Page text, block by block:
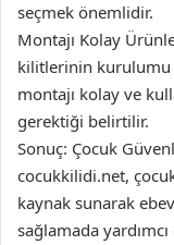
seçmek önemlidir.
Montajı Kolay
kilitlerinin kurulumu
montajı kolay ve
gerektiği belirtilir.
Sonuç: Çocuk
cocukkilidi.net,
kaynak sunarak
sağlamada